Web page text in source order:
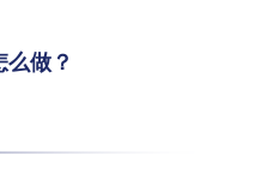
做？